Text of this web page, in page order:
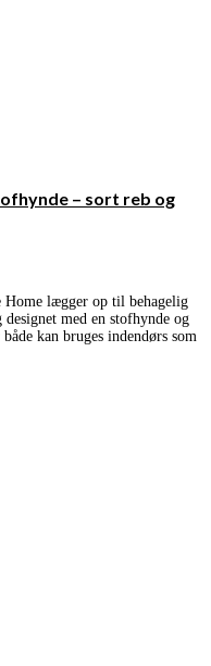
– sort reb og
lægger op til behagelig
med en stofhynde og
kan bruges indendørs som